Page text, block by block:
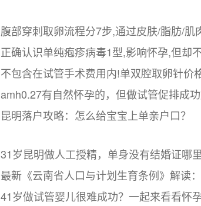
腹部穿刺取卵流程分7步,通过皮肤/脂肪/肌
正确认识单纯疱疹病毒1型,影响怀孕,但却
不包含在试管手术费用内!单双腔取卵针价
amh0.27有自然怀孕的，但做试管促排成功
昆明落户攻略：怎么给宝宝上单亲户口？
31岁昆明做人工授精，单身没有结婚证哪
最新《云南省人口与计划生育条例》解读
41岁做试管婴儿很难成功？一起来看看怀